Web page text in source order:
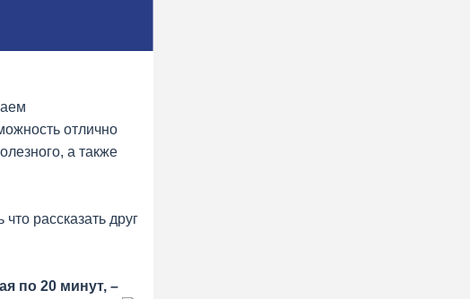
отлично
а также
рассказать друг
по 20 минут, –